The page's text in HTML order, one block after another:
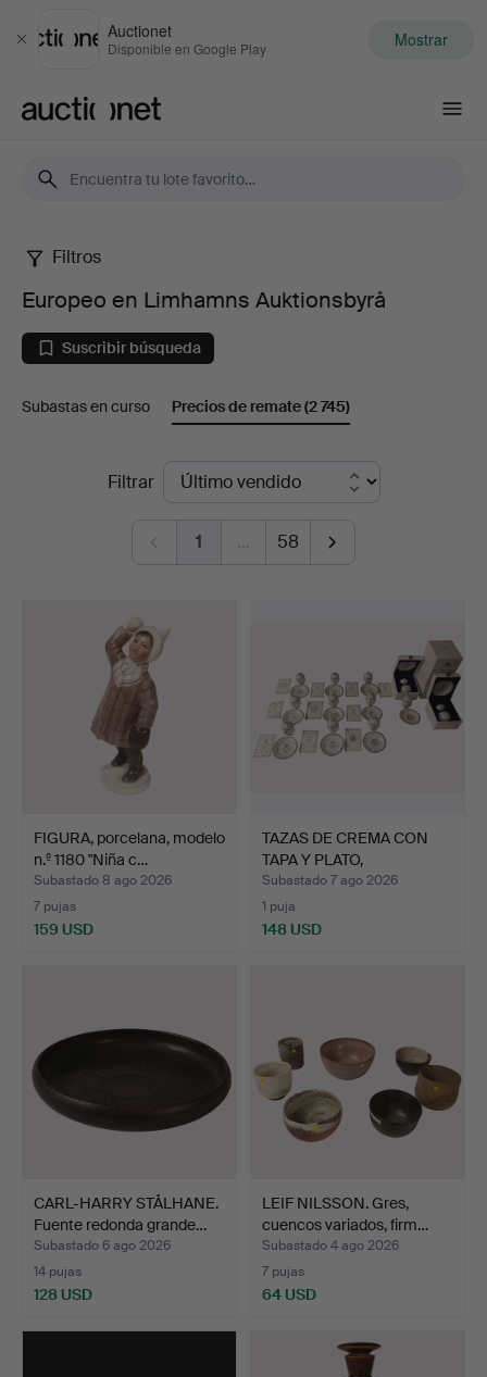
Cerrar
Auctionet
Disponible en Google Play Mostrar
Europeo
en
Limhamns
Auktionsbyrå
Filtros
Europeo en Limhamns Auktionsbyrå
Suscribir búsqueda
Subastas en curso Precios de remate(2 745)
Filtrar
1 … 58
FIGURA, porcelana, modelo
n.º 1180 "Niña c…
Subastado 8 ago 2026
7 pujas
159 USD
TAZAS DE CREMA CON
TAPA Y PLATO,
DECORACIÓ…
Subastado 7 ago 2026
1 puja
148 USD
CARL-HARRY STÅLHANE.
Fuente redonda grande…
Subastado 6 ago 2026
14 pujas
128 USD
LEIF NILSSON. Gres,
cuencos variados, firm…
Subastado 4 ago 2026
7 pujas
64 USD